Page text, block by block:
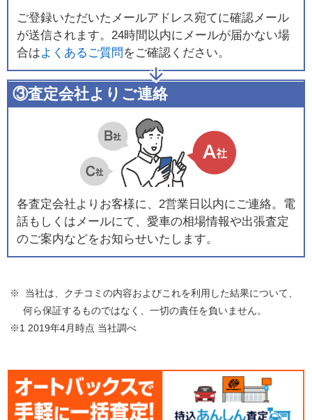
ご登録いただいたメールアドレス宛てに確認メール
が送信されます。24時間以内にメールが届かない場
合はよくあるご質問 をご確認ください。
③査定会社よりご連絡
各査定会社よりお客様に、2営業日以内にご連絡。電
話もしくはメールにて、愛車の相場情報や出張査定
のご案内などをお知らせいたします。
※ 当社は、クチコミの内容およびこれを利用した結果について、
何ら保証するものではなく、一切の責任を負いません。
※1 2019年4月時点 当社調べ